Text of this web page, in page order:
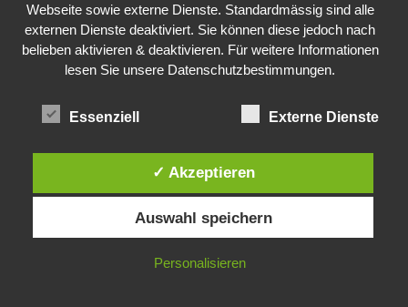
DO, 12.11.2026
TANZ-CAFÉ MIT LIVE-MUSIK
Pro Senectute Kanton Zürich, Ortsvertretung
Die Ortsvertretung Wädenswil und Au organisiert das
Tanz-Café mit dem beliebten Alleinunterhalter Geri
Knobel. Alle Tanzbegeisterten der Generation 60+ sind
eingeladen, zu Livemusik das Tanzbein zu
schwingen. Auch wenn Sie nur zuhören wollen, sind
Sie herzlich willkommen!
14.30-16.30 Uhr, Boccia Richterswil,
Alte Landstr. 70, Richterswil (oberhalb Tuwag-Areal
Webseite sowie externe Dienste. Standardmässig sind alle
externen Dienste deaktiviert. Sie können diese jedoch nach
belieben aktivieren & deaktivieren. Für weitere Informationen
lesen Sie unsere Datenschutzbestimmungen.
Essenziell Externe Dienste
✓ Akzeptieren
Auswahl speichern
Personalisieren